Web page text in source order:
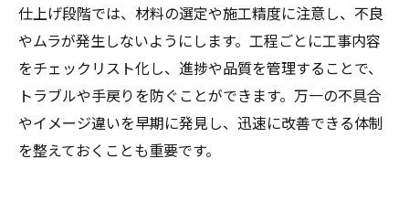
仕上げ段階では、材料の選定や施工精度に注意し、不良
やムラが発生しないようにします。工程ごとに工事内容
をチェックリスト化し、進捗や品質を管理することで、
トラブルや手戻りを防ぐことができます。万一の不具合
やイメージ違いを早期に発見し、迅速に改善できる体制
を整えておくことも重要です。